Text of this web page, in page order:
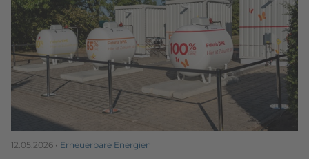
12.05.2026 • Erneuerbare Energien